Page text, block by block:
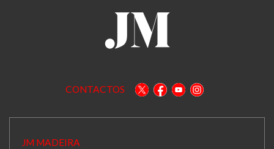
CONTACTOS
JM MADEIRA